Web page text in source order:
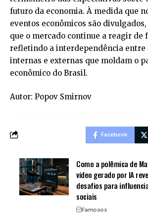
futuro da economia. À medida que
eventos econômicos são
que o mercado continue a reagir de
refletindo a interdependência entre
internas e externas que moldam o
econômico do Brasil.
Autor: Popov Smirnov
Facebook
Como a polêmica de
vídeo gerado por IA
desafios para
sociais
Famosos